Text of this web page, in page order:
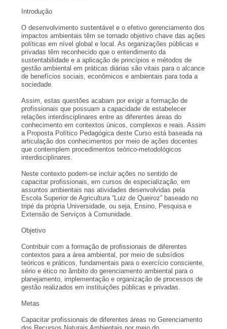
Introdução
O desenvolvimento sustentável e o efetivo gerenciamento dos
impactos ambientais têm se tornado objetivo chave das ações
políticas em nível global e local. As organizações públicas e
privadas têm reconhecido que o entendimento da
sustentabilidade e a aplicação de princípios e métodos de
gestão ambiental em práticas diárias são vitais para o alcance
de benefícios sociais, econômicos e ambientais para toda a
sociedade.
Assim, estas questões acabam por exigir a formação de
profissionais que possuam a capacidade de estabelecer
relações interdisciplinares entre as diferentes áreas do
conhecimento em contextos únicos, complexos e reais. Assim
a Proposta Político Pedagógica deste Curso está baseada na
articulação dos conhecimentos por meio de ações docentes
que contemplem procedimentos teórico-metodológicos
interdisciplinares.
Neste contexto podem-se incluir ações no sentido de
capacitar profissionais, em cursos de especialização, em
assuntos ambientais nas atividades desenvolvidas pela
Escola Superior de Agricultura “Luiz de Queiroz” baseado no
tripé da própria Universidade, ou seja, Ensino, Pesquisa e
Extensão de Serviços à Comunidade.
Objetivo
Contribuir com a formação de profissionais de diferentes
contextos para a área ambiental, por meio de subsídios
teóricos e práticos, fundamentais para o exercício consciente,
sério e ético no âmbito do gerenciamento ambiental para o
planejamento, implementação e organização de processos de
gestão realizados em instituições públicas e privadas.
Metas
Capacitar profissionais de diferentes áreas no Gerenciamento